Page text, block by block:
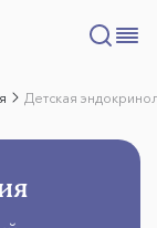
Детская